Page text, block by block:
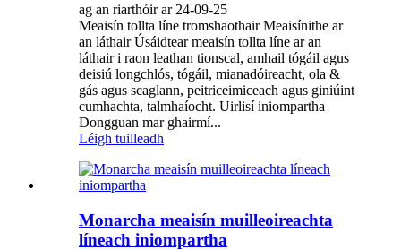
ag an riarthóir ar 24-09-25
Meaisín tollta líne tromshaothair Meaisínithe ar
an láthair Úsáidtear meaisín tollta líne ar an
láthair i raon leathan tionscal, amhail tógáil agus
deisiú longchlós, tógáil, mianadóireacht, ola &
gás agus scaglann, peitriceimiceach agus giniúint
cumhachta, talmhaíocht. Uirlisí iniompartha
Dongguan mar ghairmí...
Léigh tuilleadh
Monarcha meaisín muilleoireachta
líneach iniompartha